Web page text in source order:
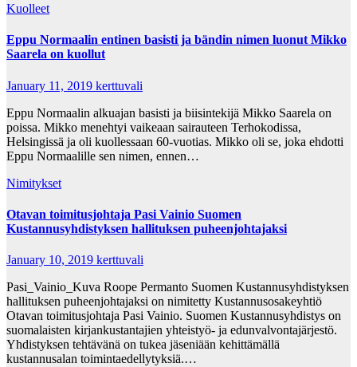
Kuolleet
Eppu Normaalin entinen basisti ja bändin nimen luonut Mikko
Saarela on kuollut
January 11, 2019 kerttuvali
Eppu Normaalin alkuajan basisti ja biisintekijä Mikko Saarela on
poissa. Mikko menehtyi vaikeaan sairauteen Terhokodissa,
Helsingissä ja oli kuollessaan 60-vuotias. Mikko oli se, joka ehdotti
Eppu Normaalille sen nimen, ennen…
Nimitykset
Otavan toimitusjohtaja Pasi Vainio Suomen
Kustannusyhdistyksen hallituksen puheenjohtajaksi
January 10, 2019 kerttuvali
Pasi_Vainio_Kuva Roope Permanto Suomen Kustannusyhdistyksen
hallituksen puheenjohtajaksi on nimitetty Kustannusosakeyhtiö
Otavan toimitusjohtaja Pasi Vainio. Suomen Kustannusyhdistys on
suomalaisten kirjankustantajien yhteistyö- ja edunvalvontajärjestö.
Yhdistyksen tehtävänä on tukea jäseniään kehittämällä
kustannusalan toimintaedellytyksiä.…